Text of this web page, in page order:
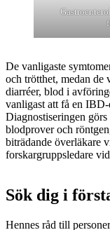
De vanligaste
och trötthet, medan de
diarréer, blod i
vanligast att få en
Diagnostiseringen
blodprover och
biträdande överläkare
forskargruppsledare
Sök dig i
Hennes råd till